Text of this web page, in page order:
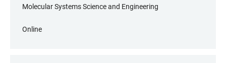
Molecular Systems Science and Engineering
Online